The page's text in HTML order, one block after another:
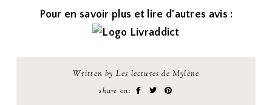
Pour en savoir plus et lire d'autres avis :
Written by Les lectures de Mylène
share on: